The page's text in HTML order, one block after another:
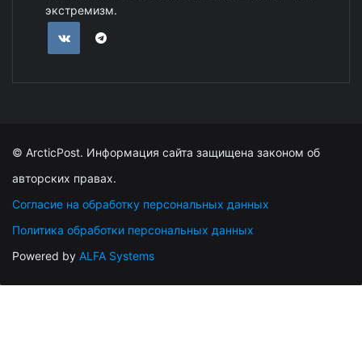
экстремизм.
© ArcticPost. Информация сайта защищена законом об
авторских правах.
Согласие на обработку персональных данных
Политика обработки персональных данных
Powered by ALFA Systems